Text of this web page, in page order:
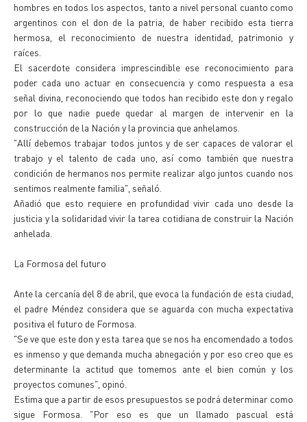
hombres en todos los aspectos, tanto a nivel personal cuanto como
argentinos con el don de la patria, de haber recibido esta tierra
hermosa, el reconocimiento de nuestra identidad, patrimonio y
raíces.
El sacerdote considera imprescindible ese reconocimiento para
poder cada uno actuar en consecuencia y como respuesta a esa
señal divina, reconociendo que todos han recibido este don y regalo
por lo que nadie puede quedar al margen de intervenir en la
construcción de la Nación y la provincia que anhelamos.
"Allí debemos trabajar todos juntos y de ser capaces de valorar el
trabajo y el talento de cada uno, así como también que nuestra
condición de hermanos nos permite realizar algo juntos cuando nos
sentimos realmente familia", señaló.
Añadió que esto requiere en profundidad vivir cada uno desde la
justicia y la solidaridad vivir la tarea cotidiana de construir la Nación
anhelada.
La Formosa del futuro
Ante la cercanía del 8 de abril, que evoca la fundación de esta ciudad,
el padre Méndez considera que se aguarda con mucha expectativa
positiva el futuro de Formosa.
"Se ve que este don y esta tarea que se nos ha encomendado a todos
es inmenso y que demanda mucha abnegación y por eso creo que es
determinante la actitud que tomemos ante el bien común y los
proyectos comunes", opinó.
Estima que a partir de esos presupuestos se podrá determinar como
sigue Formosa. "Por eso es que un llamado pascual está